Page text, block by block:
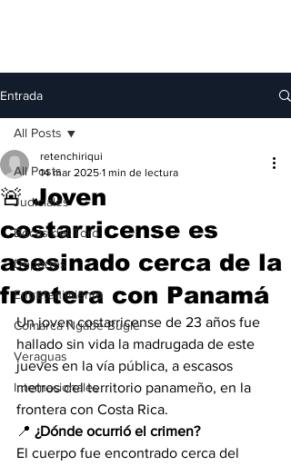
Entrada
All Posts
Judiciales
Bocas del Toro
Deportes
Entretenimiento
Comarca Ngäbe-Buglé
Veraguas
Internacionales
All Posts
🚨 Joven
costarricense es
asesinado cerca de la
frontera con Panamá
retenchiriqui
14 mar 2025 1 min de lectura
Un joven costarricense de 23 años fue
hallado sin vida la madrugada de este
jueves en la vía pública, a escasos
metros del territorio panameño, en la
frontera con Costa Rica.
📍 ¿Dónde ocurrió el crimen?
El cuerpo fue encontrado cerca del